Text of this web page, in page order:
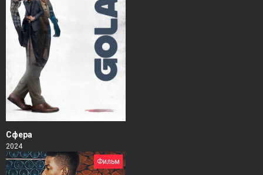
Сфера
2024
Фильм